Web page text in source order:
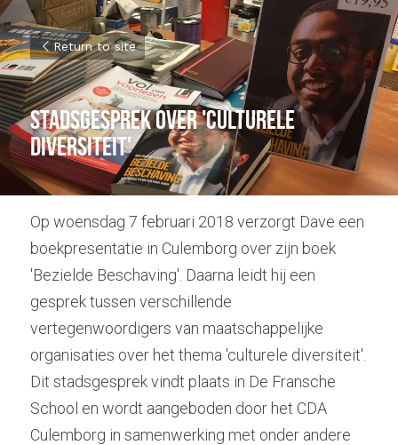
Return to site
Stadsgesprek over 'Culturele
diversiteit'
Op woensdag 7 februari 2018 verzorgt Dave een
boekpresentatie in Culemborg over zijn boek
'Bezielde Beschaving'. Daarna leidt hij een
gesprek tussen verschillende
vertegenwoordigers van maatschappelijke
organisaties over het thema 'culturele diversiteit'.
Dit stadsgesprek vindt plaats in De Fransche
School en wordt aangeboden door het CDA
Culemborg in samenwerking met onder andere